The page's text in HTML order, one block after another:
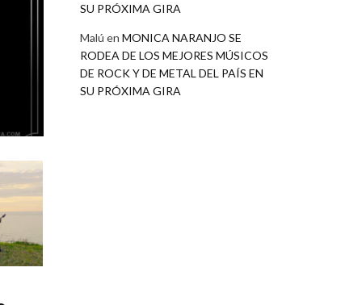
SU PRÓXIMA GIRA
Malú en MONICA NARANJO SE
RODEA DE LOS MEJORES MÚSICOS
DE ROCK Y DE METAL DEL PAÍS EN
SU PRÓXIMA GIRA